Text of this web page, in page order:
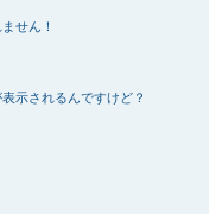
せん！
示されるんですけど？